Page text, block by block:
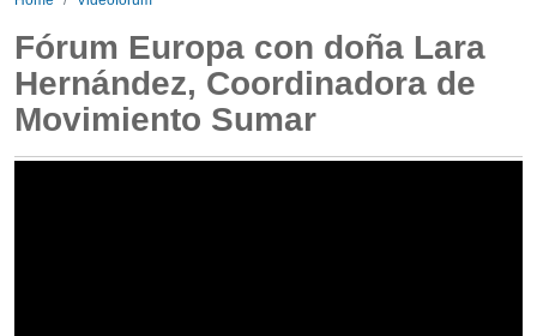
Fórum Europa con doña Lara
Hernández, Coordinadora de
Movimiento Sumar